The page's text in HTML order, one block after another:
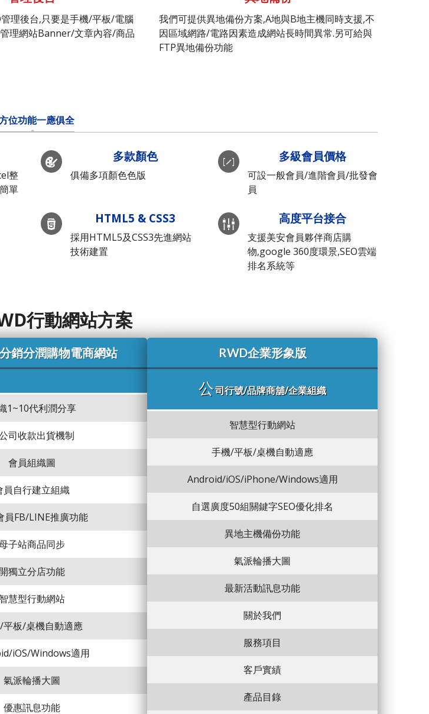
理後台,只要是手機/平板/電腦
理網站Banner/文章內容/商品
我們可提供異地備份方案,A地與B地主機同時支援,不
因區域網路/電路因素造成網站長時間異常.另可給與
FTP異地備份功能
位功能一應俱全
整
單
多款顏色
俱備多項顏色色版
HTML5 & CSS3
採用HTML5及CSS3先進網站
技術建置
多級會員價格
可設一般會員/進階會員/批發會
員
高度平台接合
支援美安會員夥伴商店購
物,google 360度環景,SEO雲端
排名系統等
行動網站方案
銷分潤購物電商網站
1~10代利潤分享
司收款出貨機制
會員組織圖
員自行建立組織
員FB/LINE推廣功能
子站商品同步
開獨立分店功能
智慧型行動網站
平板/桌機自動適應
iOS/Windows適用
氣派輪播大圖
優惠訊息功能
RWD企業形象版
公司行號/品牌商舖/企業組織
智慧型行動網站
手機/平板/桌機自動適應
Android/iOS/iPhone/Windows適用
自選廣度50組關鍵字SEO優化排名
異地主機備份功能
氣派輪播大圖
最新活動訊息功能
關於我們
服務項目
客戶實績
產品目錄